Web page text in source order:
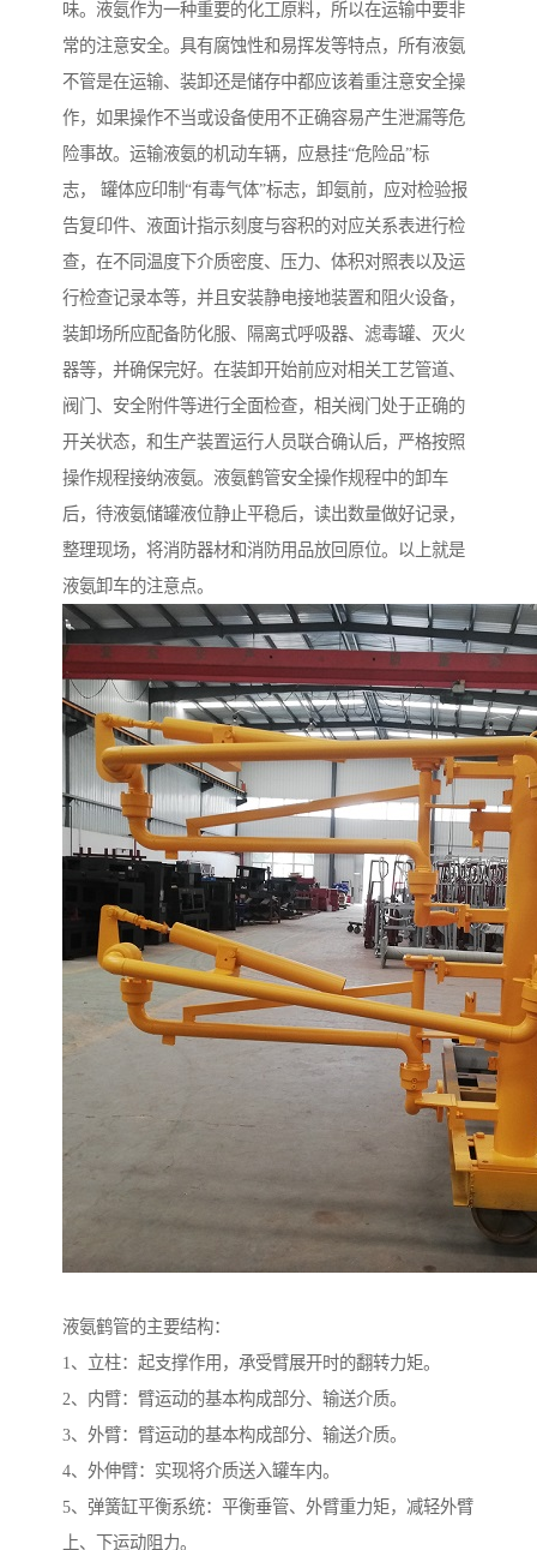
味。液氨作为一种重要的化工原料，所以在运输中要非
常的注意安全。具有腐蚀性和易挥发等特点，所有液氨
不管是在运输、装卸还是储存中都应该着重注意安全操
作，如果操作不当或设备使用不正确容易产生泄漏等危
险事故。运输液氨的机动车辆，应悬挂“危险品”标
志， 罐体应印制“有毒气体”标志，卸氨前，应对检验报
告复印件、液面计指示刻度与容积的对应关系表进行检
查，在不同温度下介质密度、压力、体积对照表以及运
行检查记录本等，并且安装静电接地装置和阻火设备，
装卸场所应配备防化服、隔离式呼吸器、滤毒罐、灭火
器等，并确保完好。在装卸开始前应对相关工艺管道、
阀门、安全附件等进行全面检查，相关阀门处于正确的
开关状态，和生产装置运行人员联合确认后，严格按照
操作规程接纳液氨。液氨鹤管安全操作规程中的卸车
后，待液氨储罐液位静止平稳后，读出数量做好记录，
整理现场，将消防器材和消防用品放回原位。以上就是
液氨卸车的注意点。
液氨鹤管的主要结构：
1、立柱：起支撑作用，承受臂展开时的翻转力矩。
2、内臂：臂运动的基本构成部分、输送介质。
3、外臂：臂运动的基本构成部分、输送介质。
4、外伸臂：实现将介质送入罐车内。
5、弹簧缸平衡系统：平衡垂管、外臂重力矩，减轻外臂
上、下运动阻力。